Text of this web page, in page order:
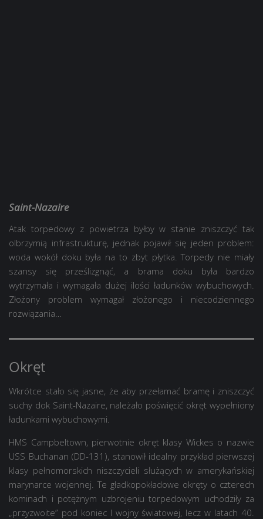
Saint-Nazaire
Atak torpedowy z powietrza byłby w stanie zniszczyć tak
olbrzymią infrastrukturę, jednak pojawił się jeden problem:
woda wokół doku była na to zbyt płytka. Torpedy nie miały
szansy się prześlizgnąć, a brama doku była bardzo
wytrzymała i wymagała dużej ilości ładunków wybuchowych.
Złożony problem wymagał złożonego i niecodziennego
rozwiązania…
Okręt
Wkrótce stało się jasne, że aby przełamać bramę i zniszczyć
suchy dok Saint-Nazaire, należało poświęcić okręt wypełniony
ładunkami wybuchowymi.
HMS Campbeltown, pierwotnie okręt klasy Wickes o nazwie
USS Buchanan (DD-131), stanowił idealny przykład pierwszej
klasy pełnomorskich niszczycieli służących w amerykańskiej
marynarce wojennej. Te gładkopokładowe okręty o czterech
kominach i potężnym uzbrojeniu torpedowym uchodziły za
„przyzwoite” pod koniec I wojny światowej, lecz w latach 40.